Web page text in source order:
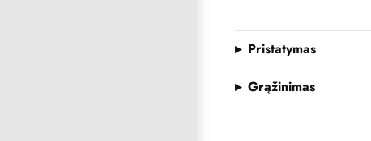
Pristatymas
Grąžinimas